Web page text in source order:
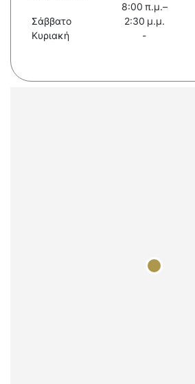
Σάββατο
8:00 π.μ.–
2:30 μ.μ.
Κυριακή
-